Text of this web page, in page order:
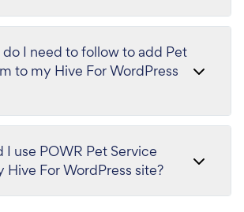
I need to follow to add Pet
to my Hive For WordPress
I use POWR Pet Service
Hive For WordPress site?